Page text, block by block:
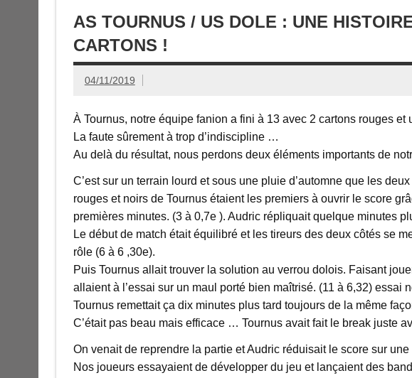
AS TOURNUS / US DOLE : UNE
CARTONS !
04/11/2019
À Tournus, notre équipe fanion a fini à 13 avec 2 cartons rouges
La faute sûrement à trop d’indiscipline …
Au delà du résultat, nous perdons deux éléments importants de
C’est sur un terrain lourd et sous une pluie d’automne que les
rouges et noirs de Tournus étaient les premiers à ouvrir le score
premières minutes. (3 à 0,7e ). Audric répliquait quelque minutes
Le début de match était équilibré et les tireurs des deux côtés se
rôle (6 à 6 ,30e).
Puis Tournus allait trouver la solution au verrou dolois. Faisant
allaient à l’essai sur un maul porté bien maîtrisé. (11 à 6,32) essai
Tournus remettait ça dix minutes plus tard toujours de la même
C’était pas beau mais efficace … Tournus avait fait le break juste
On venait de reprendre la partie et Audric réduisait le score sur
Nos joueurs essayaient de développer du jeu et lançaient des